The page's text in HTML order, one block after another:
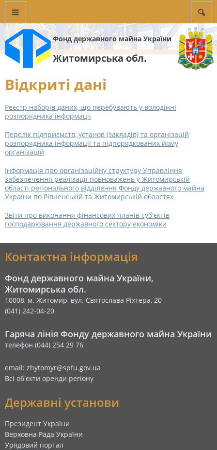
Фонд державного майна України
Житомирська обл.
Відкриті дані
Реєстр наборів даних, що перебувають у володінні
розпорядника інформації
Перелік підприємств, установ (закладів) та організацій
розпорядника інформації та підпорядкованих йому
організацій
Інформація про організаційну структуру Управління
забезпечення реалізації повноважень у Житомирській
області регіонального відділення Фонду державного майна
України по Рівненській та Житомирській областях
Звіти про виконання фінансових планів суб'єктів
господарювання державного сектору економіки
Контактна інформація
Фонд державного майна України,
Житомирська обл.
10008, м. Житомир, вул. Святослава Ріхтера, 20
(041) 242-04-20
Гаряча лінія Фонду державного майна України
телефон (044) 254 29 76
email: zhytomyr@spfu.gov.ua
Всі об'єкти оренди регіону
Державні установи
Президент України
Верховна Рада України
Урядовий портал